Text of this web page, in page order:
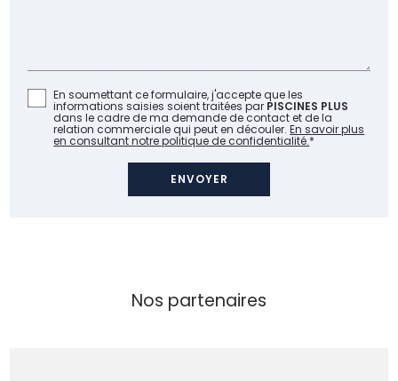
En soumettant ce formulaire, j'accepte que les
informations saisies soient traitées par PISCINES PLUS
dans le cadre de ma demande de contact et de la
relation commerciale qui peut en découler.En savoir plus
en consultant notre politique de confidentialité.*
Nos partenaires